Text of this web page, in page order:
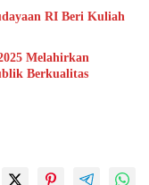
RI Beri Kuliah
Melahirkan
Berkualitas